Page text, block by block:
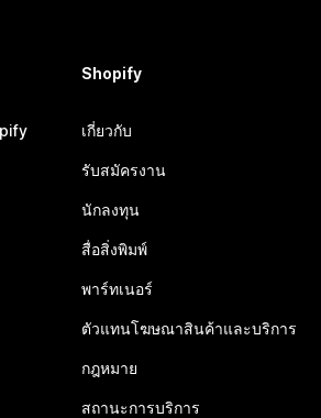
Shopify
เกี่ยวกับ
รับสมัครงาน
นักลงทุน
สื่อสิ่งพิมพ์
พาร์ทเนอร์
ตัวแทนโฆษณาสินค้าและบริการ
กฎหมาย
สถานะการบริการ